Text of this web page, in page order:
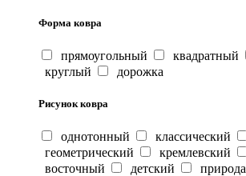
Форма ковра
прямоугольный квадратный
круглый
дорожка
Рисунок ковра
однотонный классический
геометрический
кремлевский
восточный
детский природа